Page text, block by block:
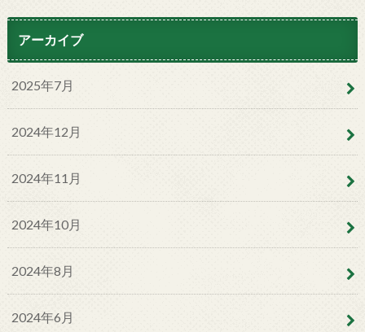
アーカイブ
2025年7月
2024年12月
2024年11月
2024年10月
2024年8月
2024年6月